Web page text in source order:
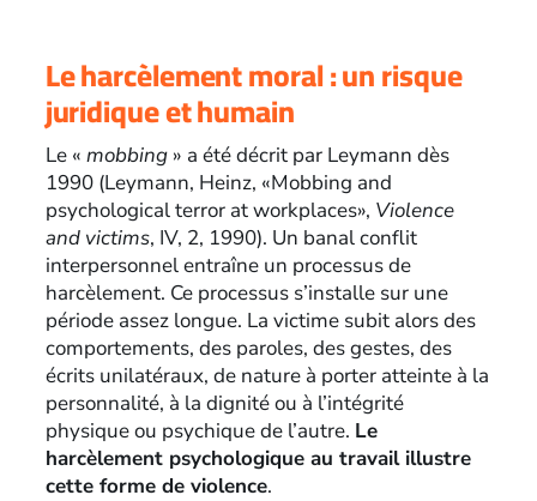
Le harcèlement moral : un risque
juridique et humain
Le « mobbing» a été décrit par Leymann dès
1990 (Leymann, Heinz, «Mobbing and
psychological terror at workplaces», Violence
and victims, IV, 2, 1990). Un banal conflit
interpersonnel entraîne un processus de
harcèlement. Ce processus s’installe sur une
période assez longue. La victime subit alors des
comportements, des paroles, des gestes, des
écrits unilatéraux, de nature à porter atteinte à la
personnalité, à la dignité ou à l’intégrité
physique ou psychique de l’autre. Le
harcèlement psychologique au travail illustre
cette forme de violence.